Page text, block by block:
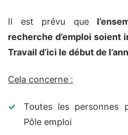
Il est prévu que
recherche d’emploi soient
Travail d’ici le début de
Cela concerne :
Toutes les personnes
Pôle emploi